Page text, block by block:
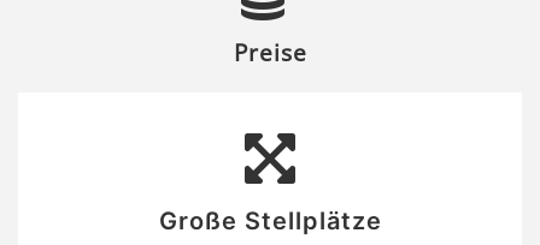
Preise
Große Stellplätze